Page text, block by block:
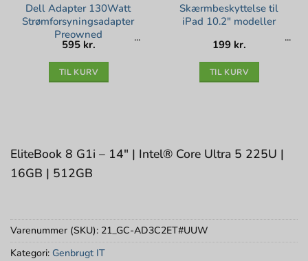
Dell Adapter 130Watt
Strømforsyningsadapter
Preowned
595 kr.
TIL KURV
Skærmbeskyttelse til
iPad 10.2″ modeller
199 kr.
TIL KURV
EliteBook 8 G1i – 14″ | Intel® Core Ultra 5 225U |
16GB | 512GB
Varenummer (SKU): 21_GC-AD3C2ET#UUW
Kategori: Genbrugt IT